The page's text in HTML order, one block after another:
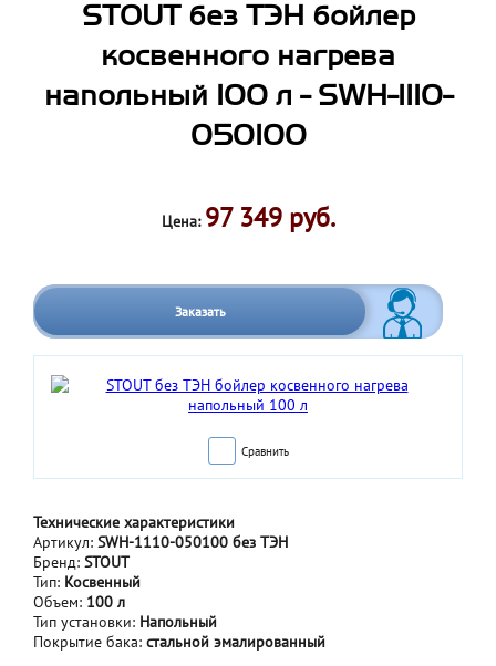
STOUT без ТЭН бойлер
косвенного нагрева
напольный 100 л - SWH-1110-
050100
Цена: 97 349 руб.
Заказать
Сравнить
Технические характеристики
Артикул: SWH-1110-050100 без ТЭН
Бренд: STOUT
Тип: Косвенный
Объем: 100 л
Тип установки: Напольный
Покрытие бака: стальной эмалированный